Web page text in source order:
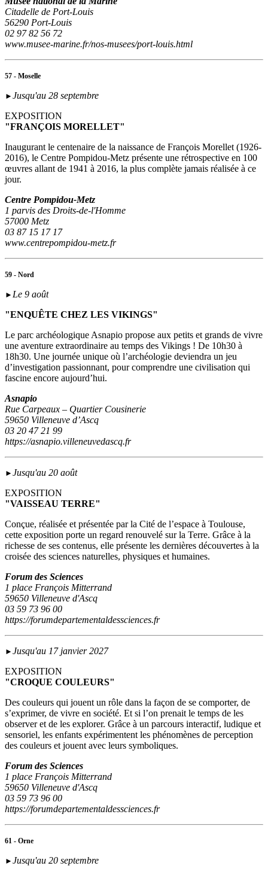
Citadelle de Port-Louis
56290 Port-Louis
02 97 82 56 72
www.musee-marine.fr/nos-musees/port-louis.html
57 - Moselle
► Jusqu'au 28 septembre
EXPOSITION
"FRANÇOIS MORELLET"
Inaugurant le centenaire de la naissance de François Morellet (1926-
2016), le Centre Pompidou-Metz présente une rétrospective en 100
œuvres allant de 1941 à 2016, la plus complète jamais réalisée à ce
jour.
Centre Pompidou-Metz
1 parvis des Droits-de-l'Homme
57000 Metz
03 87 15 17 17
www.centrepompidou-metz.fr
59 - Nord
► Le 9 août
"ENQUÊTE CHEZ LES VIKINGS"
Le parc archéologique Asnapio propose aux petits et grands de vivre
une aventure extraordinaire au temps des Vikings ! De 10h30 à
18h30. Une journée unique où l’archéologie deviendra un jeu
d’investigation passionnant, pour comprendre une civilisation qui
fascine encore aujourd’hui.
Asnapio
Rue Carpeaux – Quartier Cousinerie
59650 Villeneuve d’Ascq
03 20 47 21 99
https://asnapio.villeneuvedascq.fr
► Jusqu'au 20 août
EXPOSITION
"VAISSEAU TERRE"
Conçue, réalisée et présentée par la Cité de l’espace à Toulouse,
cette exposition porte un regard renouvelé sur la Terre. Grâce à la
richesse de ses contenus, elle présente les dernières découvertes à la
croisée des sciences naturelles, physiques et humaines.
Forum des Sciences
1 place François Mitterrand
59650 Villeneuve d'Ascq
03 59 73 96 00
https://forumdepartementaldessciences.fr
► Jusqu'au 17 janvier 2027
EXPOSITION
"CROQUE COULEURS"
Des couleurs qui jouent un rôle dans la façon de se comporter, de
s’exprimer, de vivre en société. Et si l’on prenait le temps de les
observer et de les explorer. Grâce à un parcours interactif, ludique et
sensoriel, les enfants expérimentent les phénomènes de perception
des couleurs et jouent avec leurs symboliques.
Forum des Sciences
1 place François Mitterrand
59650 Villeneuve d'Ascq
03 59 73 96 00
https://forumdepartementaldessciences.fr
61 - Orne
► Jusqu'au 20 septembre